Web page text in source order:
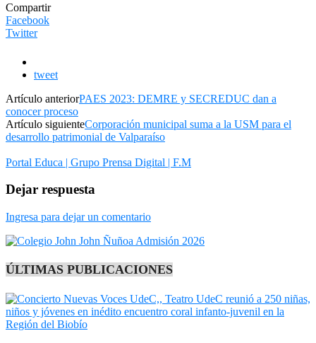
Compartir
Facebook
Twitter
tweet
Artículo anteriorPAES 2023: DEMRE y SECREDUC dan a
conocer proceso
Artículo siguienteCorporación municipal suma a la USM para el
desarrollo patrimonial de Valparaíso
Portal Educa | Grupo Prensa Digital | F.M
Dejar respuesta
Ingresa para dejar un comentario
ÚLTIMAS PUBLICACIONES